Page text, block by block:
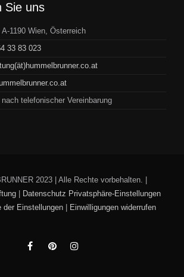
Sie uns
1190 Wien, Österreich
33 83 023
nach telefonischer Vereinbarung
2023 | Alle Rechte vorbehalten. |
Datenschutz Privatsphäre-Einstellungen
der Einstellungen Einwilligungen widerrufen